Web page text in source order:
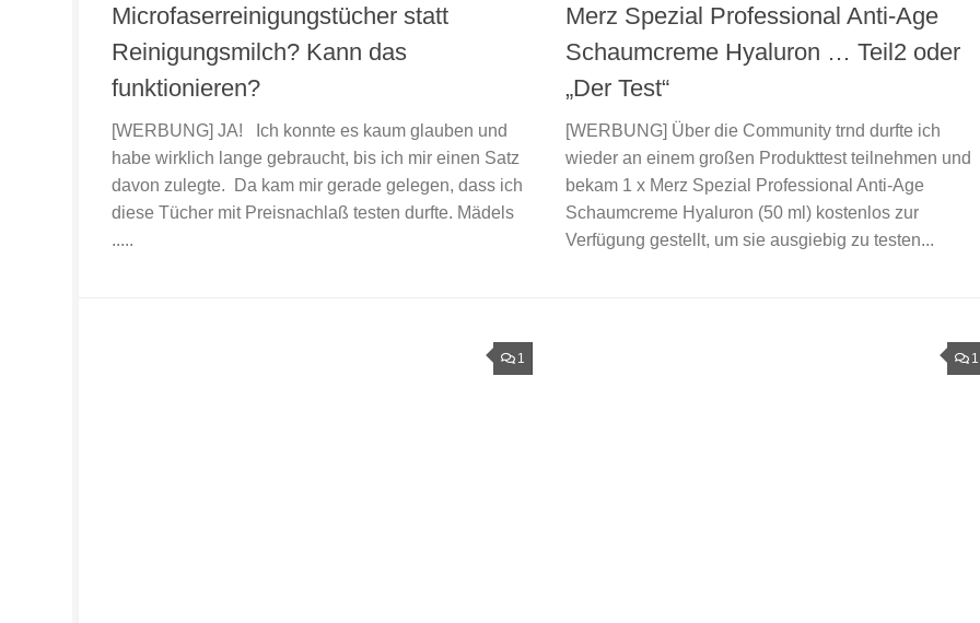
Microfaserreinigungstücher statt
Reinigungsmilch? Kann das
funktionieren?
[WERBUNG] JA! Ich konnte es kaum glauben und
habe wirklich lange gebraucht, bis ich mir einen Satz
davon zulegte. Da kam mir gerade gelegen, dass ich
diese Tücher mit Preisnachlaß testen durfte. Mädels
.....
Merz Spezial Professional Anti-Age
Schaumcreme Hyaluron … Teil2 oder
„Der Test“
[WERBUNG] Über die Community trnd durfte ich
wieder an einem großen Produkttest teilnehmen und
bekam 1 x Merz Spezial Professional Anti-Age
Schaumcreme Hyaluron (50 ml) kostenlos zur
Verfügung gestellt, um sie ausgiebig zu testen...
1 1